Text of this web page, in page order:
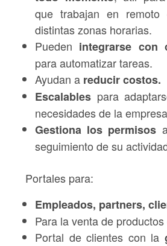
que trabajan en remoto
distintas zonas horarias.
Pueden integrarse con
para automatizar tareas.
Ayudan a reducir costos.
Escalables para
necesidades de la
Gestiona los permisos
seguimiento de su
Portales para:
Empleados, partners,
Para la venta de
Portal de clientes con la